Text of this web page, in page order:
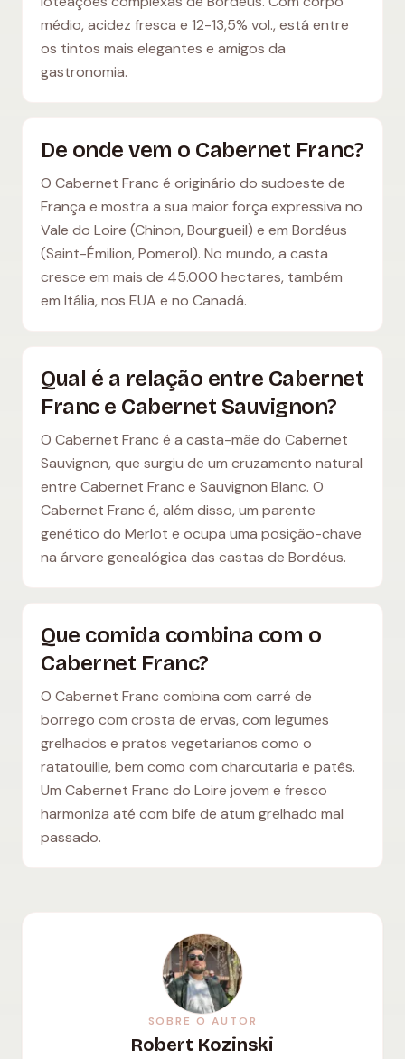
médio, acidez fresca e 12-13,5% vol., está entre
os tintos mais elegantes e amigos da
gastronomia.
De onde vem o Cabernet Franc?
O Cabernet Franc é originário do sudoeste de
França e mostra a sua maior força expressiva no
Vale do Loire (Chinon, Bourgueil) e em Bordéus
(Saint-Émilion, Pomerol). No mundo, a casta
cresce em mais de 45.000 hectares, também
em Itália, nos EUA e no Canadá.
Qual é a relação entre Cabernet
Franc e Cabernet Sauvignon?
O Cabernet Franc é a casta-mãe do Cabernet
Sauvignon, que surgiu de um cruzamento natural
entre Cabernet Franc e Sauvignon Blanc. O
Cabernet Franc é, além disso, um parente
genético do Merlot e ocupa uma posição-chave
na árvore genealógica das castas de Bordéus.
Que comida combina com o
Cabernet Franc?
O Cabernet Franc combina com carré de
borrego com crosta de ervas, com legumes
grelhados e pratos vegetarianos como o
ratatouille, bem como com charcutaria e patês.
Um Cabernet Franc do Loire jovem e fresco
harmoniza até com bife de atum grelhado mal
passado.
SOBRE O AUTOR
Robert Kozinski